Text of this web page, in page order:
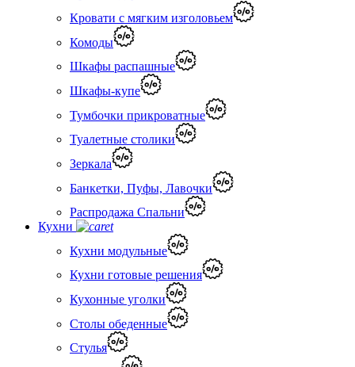
Кровати с мягким изголовьем
Комоды
Шкафы распашные
Шкафы-купе
Тумбочки прикроватные
Туалетные столики
Зеркала
Банкетки, Пуфы, Лавочки
Распродажа Спальни
Кухни
Кухни модульные
Кухни готовые решения
Кухонные уголки
Столы обеденные
Стулья